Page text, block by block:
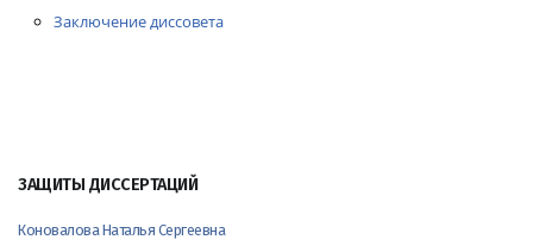
ЗАЩИТЫ ДИССЕРТАЦИЙ
Коновалова Наталья Сергеевна
Заключение диссовета